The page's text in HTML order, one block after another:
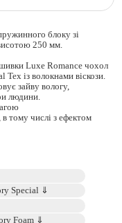
блоку зі
250 мм.
Luxe Romance чохол
із волокнами віскози.
зайву вологу,
людини.
тому числі з ефектом